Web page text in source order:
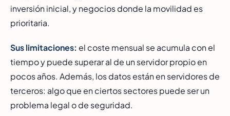
inversión inicial, y negocios donde la movilidad es
prioritaria.
Sus limitaciones: el coste mensual se acumula con el
tiempo y puede superar al de un servidor propio en
pocos años. Además, los datos están en servidores de
terceros: algo que en ciertos sectores puede ser un
problema legal o de seguridad.